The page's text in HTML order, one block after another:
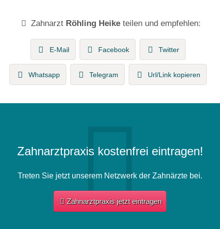
Zahnarzt Röhling Heiketeilen und empfehlen:
E-Mail Facebook Twitter
Whatsapp Telegram Url/Link kopieren
Zahnarztpraxis kostenfrei eintragen!
Treten Sie jetzt unserem Netzwerk der Zahnärzte bei.
Zahnarztpraxis jetzt eintragen